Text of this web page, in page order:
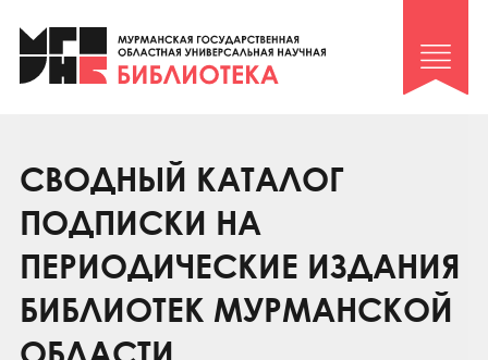
Клуб «Гиря и сельдерей»
Клуб «Семейный архив»
Коллегам
Контакты
СВОДНЫЙ КАТАЛОГ
ПОДПИСКИ НА
ПЕРИОДИЧЕСКИЕ ИЗДАНИЯ
БИБЛИОТЕК МУРМАНСКОЙ